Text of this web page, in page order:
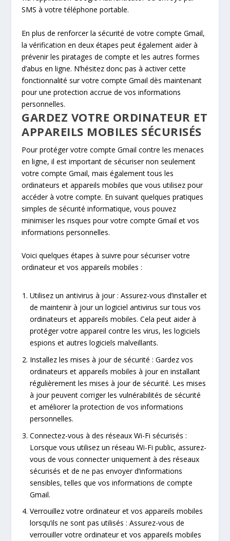
SMS à votre téléphone portable.
En plus de renforcer la sécurité de votre compte Gmail,
la vérification en deux étapes peut également aider à
prévenir les piratages de compte et les autres formes
d’abus en ligne. N’hésitez donc pas à activer cette
fonctionnalité sur votre compte Gmail dès maintenant
pour une protection accrue de vos informations
personnelles.
GARDEZ VOTRE ORDINATEUR ET
APPAREILS MOBILES SÉCURISÉS
Pour protéger votre compte Gmail contre les menaces
en ligne, il est important de sécuriser non seulement
votre compte Gmail, mais également tous les
ordinateurs et appareils mobiles que vous utilisez pour
accéder à votre compte. En suivant quelques pratiques
simples de sécurité informatique, vous pouvez
minimiser les risques pour votre compte Gmail et vos
informations personnelles.
Voici quelques étapes à suivre pour sécuriser votre
ordinateur et vos appareils mobiles :
Utilisez un antivirus à jour : Assurez-vous d’installer et
de maintenir à jour un logiciel antivirus sur tous vos
ordinateurs et appareils mobiles. Cela peut aider à
protéger votre appareil contre les virus, les logiciels
espions et autres logiciels malveillants.
Installez les mises à jour de sécurité : Gardez vos
ordinateurs et appareils mobiles à jour en installant
régulièrement les mises à jour de sécurité. Les mises
à jour peuvent corriger les vulnérabilités de sécurité
et améliorer la protection de vos informations
personnelles.
Connectez-vous à des réseaux Wi-Fi sécurisés :
Lorsque vous utilisez un réseau Wi-Fi public, assurez-
vous de vous connecter uniquement à des réseaux
sécurisés et de ne pas envoyer d’informations
sensibles, telles que vos informations de compte
Gmail.
Verrouillez votre ordinateur et vos appareils mobiles
lorsqu’ils ne sont pas utilisés : Assurez-vous de
verrouiller votre ordinateur et vos appareils mobiles